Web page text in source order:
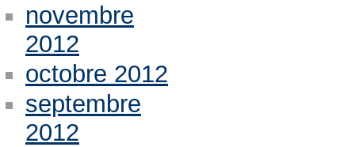
novembre
2012
octobre 2012
septembre
2012